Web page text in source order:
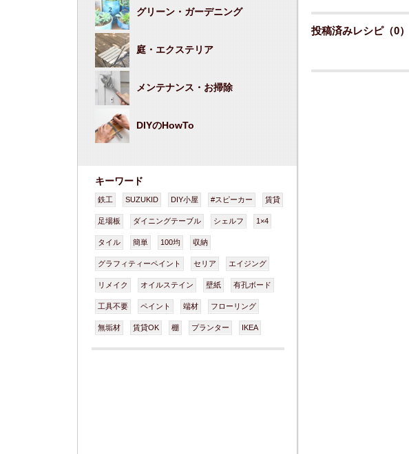
グリーン・ガーデニング
庭・エクステリア
メンテナンス・お掃除
DIYのHowTo
キーワード
鉄工 SUZUKID DIY小屋 #スピーカー 賃貸
足場板 ダイニングテーブル シェルフ 1×4
タイル 簡単 100均 収納
グラフィティーペイント セリア エイジング
リメイク オイルステイン 壁紙 有孔ボード
工具不要 ペイント 端材 フローリング
無垢材 賃貸OK 棚 プランター IKEA
投稿済みレシピ（0）